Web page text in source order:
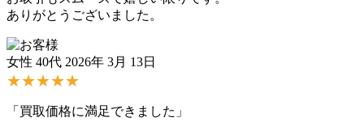
ありがとうございました。
女性 40代 2026年 3月 13日
★★★★★
「買取価格に満足できました」